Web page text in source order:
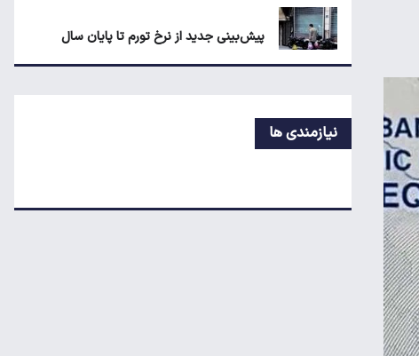
پیش‌بینی جدید از نرخ تورم تا پایان سال
پاسداران
نیازمندی ها